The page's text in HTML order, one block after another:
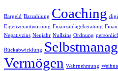
Bargeld Barzahlung Coaching
Eigenverantwortung Finanzanlageberatung
Negativzins Neujahr Nullzins Ordnung
Rückabwicklung
Vermögen Wahrnehmung